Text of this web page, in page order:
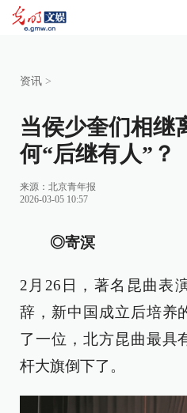
资讯 >
当侯少奎们相继
何“后继有人”？
来源： 北京青年报
2026-03-05 10:57
◎寄溟
2月26日，著名昆曲表
辞，新中国成立后培养
了一位，北方昆曲最具
杆大旗倒下了。